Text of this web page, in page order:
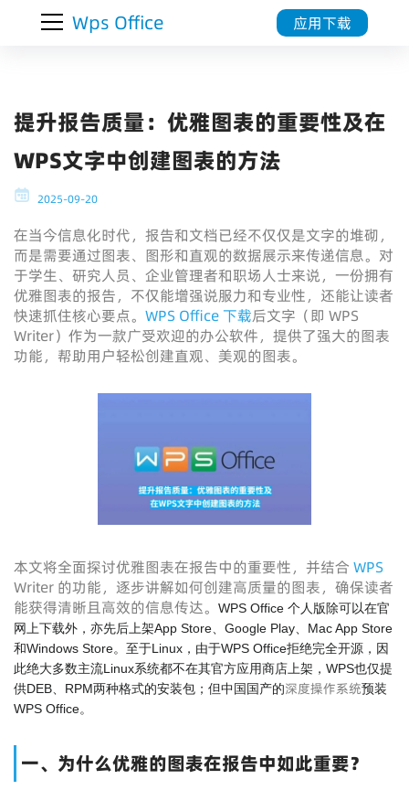
Wps Office 应用下载
提升报告质量：优雅图表的重要性及在
WPS文字中创建图表的方法
2025-09-20
在当今信息化时代，报告和文档已经不仅仅是文字的堆砌，
而是需要通过图表、图形和直观的数据展示来传递信息。对
于学生、研究人员、企业管理者和职场人士来说，一份拥有
优雅图表的报告，不仅能增强说服力和专业性，还能让读者
快速抓住核心要点。 WPS Office 下载后文字（即 WPS
Writer）作为一款广受欢迎的办公软件，提供了强大的图表
功能，帮助用户轻松创建直观、美观的图表。
本文将全面探讨优雅图表在报告中的重要性，并结合 WPS
Writer 的功能，逐步讲解如何创建高质量的图表，确保读者
能获得清晰且高效的信息传达。
WPS Office 个人版除可以在官
网上下载外，亦先后上架App Store、Google Play、Mac App Store
和Windows Store。至于Linux，由于WPS Office拒绝完全开源，因
此绝大多数主流Linux系统都不在其官方应用商店上架，WPS也仅提
供DEB、RPM两种格式的安装包；但中国国产的深度操作系统预装
WPS Office。
一、为什么优雅的图表在报告中如此重要？